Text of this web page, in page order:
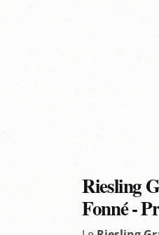
Riesling
Fonné -